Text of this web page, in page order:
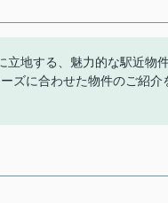
立地する、魅力的な駅近物
ズに合わせた物件のご紹介